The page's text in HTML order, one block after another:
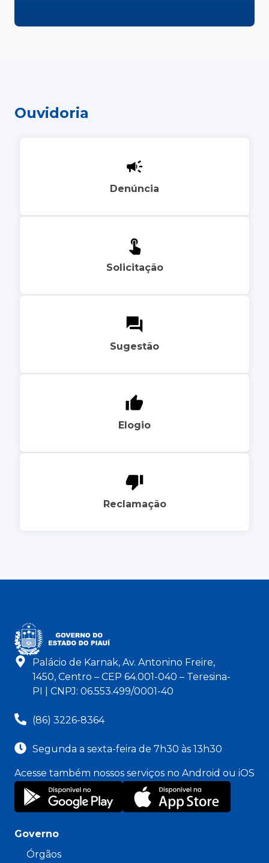
Ouvidoria
Denúncia
Solicitação
Sugestão
Elogio
Reclamação
Palácio de Karnak, Av. Antonino Freire,
1450, Centro – CEP 64.001-040 – Teresina-
PI | CNPJ: 06.553.499/0001-40
(86) 3226-8364
Segunda a sexta-feira de 7h30 às 13h30
Acesse também nossos serviços no Android ou iOS
Governo
Órgãos